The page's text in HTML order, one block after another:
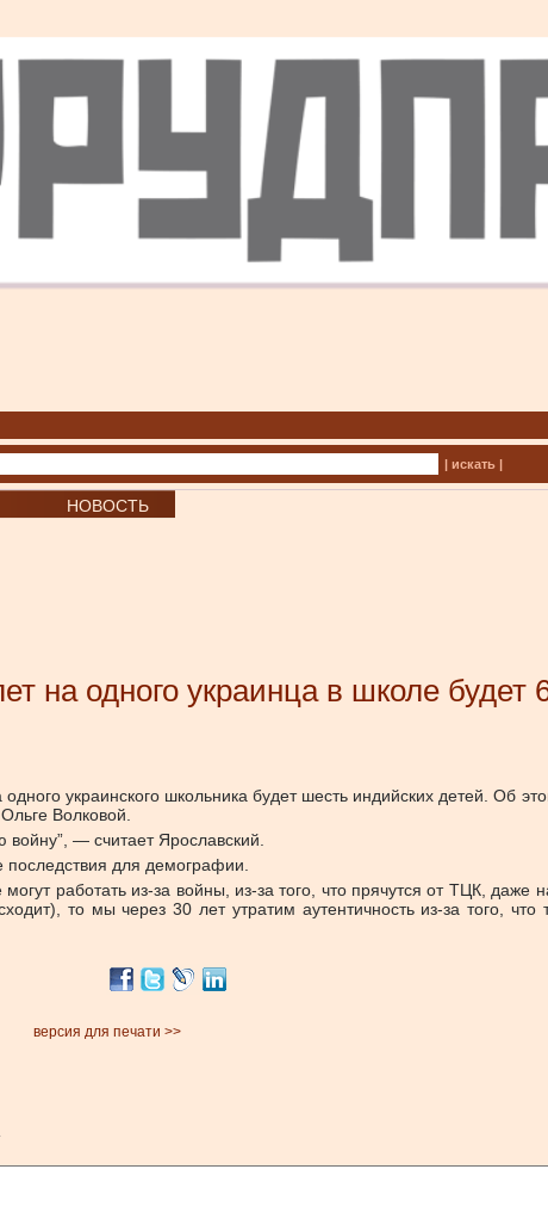
| искать |
НОВОСТЬ
на одного украинца в школе будет
украинского школьника будет шесть индийских детей. Об
Волковой.
— считает Ярославский.
последствия для демографии.
работать из-за войны, из-за того, что прячутся от ТЦК, даже
то мы через 30 лет утратим аутентичность из-за того, что
версия для печати >>
.